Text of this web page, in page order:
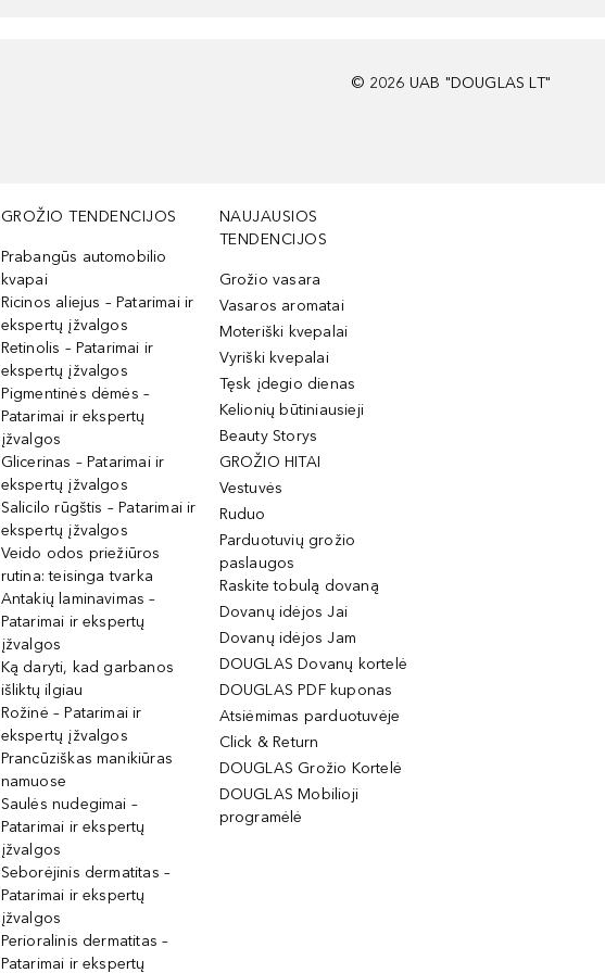
© 2026 UAB "DOUGLAS LT"
GROŽIO TENDENCIJOS
Prabangūs automobilio
kvapai
Ricinos aliejus – Patarimai ir
ekspertų įžvalgos
Retinolis – Patarimai ir
ekspertų įžvalgos
Pigmentinės dėmės –
Patarimai ir ekspertų
įžvalgos
Glicerinas – Patarimai ir
ekspertų įžvalgos
Salicilo rūgštis – Patarimai ir
ekspertų įžvalgos
Veido odos priežiūros
rutina: teisinga tvarka
Antakių laminavimas –
Patarimai ir ekspertų
įžvalgos
Ką daryti, kad garbanos
išliktų ilgiau
Rožinė – Patarimai ir
ekspertų įžvalgos
Prancūziškas manikiūras
namuose
Saulės nudegimai –
Patarimai ir ekspertų
įžvalgos
Seborėjinis dermatitas –
Patarimai ir ekspertų
įžvalgos
Perioralinis dermatitas –
Patarimai ir ekspertų
NAUJAUSIOS
TENDENCIJOS
Grožio vasara
Vasaros aromatai
Moteriški kvepalai
Vyriški kvepalai
Tęsk įdegio dienas
Kelionių būtiniausieji
Beauty Storys
GROŽIO HITAI
Vestuvės
Ruduo
Parduotuvių grožio
paslaugos
Raskite tobulą dovaną
Dovanų idėjos Jai
Dovanų idėjos Jam
DOUGLAS Dovanų kortelė
DOUGLAS PDF kuponas
Atsiėmimas parduotuvėje
Click & Return
DOUGLAS Grožio Kortelė
DOUGLAS Mobilioji
programėlė